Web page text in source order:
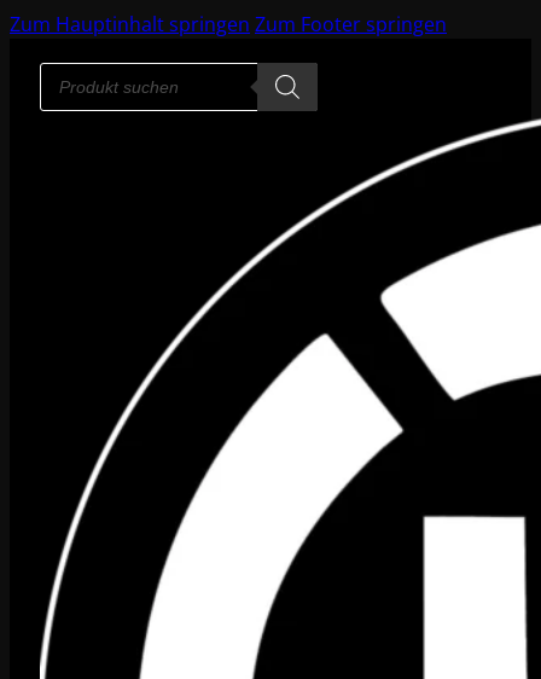
Zum Hauptinhalt springen Zum Footer springen
Products
search